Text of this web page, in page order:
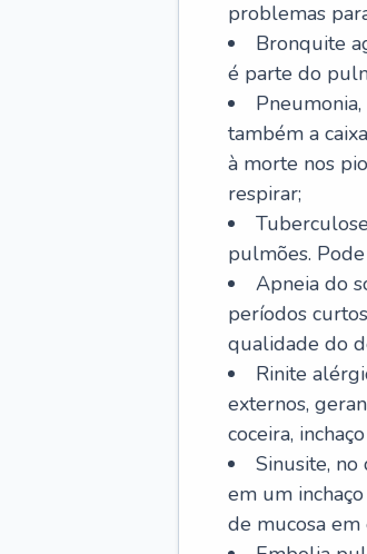
problemas
Bronquite
é parte do
também a
à morte nos
respirar;
pulmões.
Apneia do
períodos
qualidade do
Rinite
externos,
coceira,
Sinusite,
em um
de mucosa em